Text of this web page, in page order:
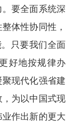
要全面系统深
体性协同性，
只要我们全面
好地按规律办
现代化强省建
为以中国式现
作出新的更大